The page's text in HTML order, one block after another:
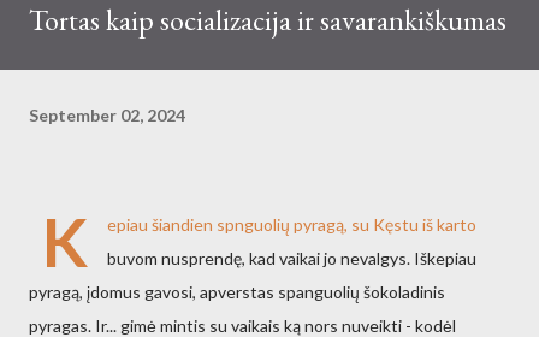
Tortas kaip socializacija ir savarankiškumas
September 02, 2024
K
epiau šiandien spnguolių pyragą, su Kęstu iš karto
buvom nusprendę, kad vaikai jo nevalgys. Iškepiau
pyragą, įdomus gavosi, apverstas spanguolių šokoladinis
pyragas. Ir... gimė mintis su vaikais ką nors nuveikti - kodėl